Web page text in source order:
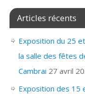
Articles récents
Exposition du 25
la salle des fêtes
Cambrai 27 avril
Exposition des 15